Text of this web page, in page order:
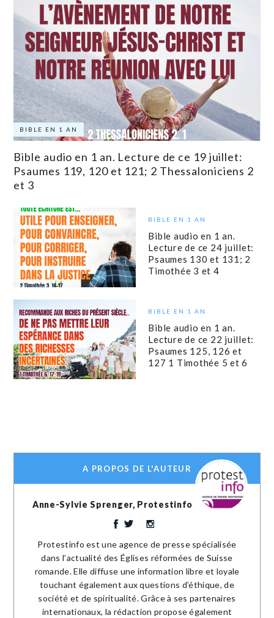
BIBLE EN 1 AN
Bible audio en 1 an. Lecture de ce 19 juillet:
Psaumes 119, 120 et 121; 2 Thessaloniciens 2
et 3
BIBLE EN 1 AN
Bible audio en 1 an.
Lecture de ce 24 juillet:
Psaumes 130 et 131; 2
Timothée 3 et 4
BIBLE EN 1 AN
Bible audio en 1 an.
Lecture de ce 22 juillet:
Psaumes 125, 126 et
127 1 Timothée 5 et 6
A PROPOS DE L'AUTEUR
Anne-Sylvie Sprenger, Protestinfo
Protestinfo est une agence de presse spécialisée
dans l’actualité des Églises réformées de Suisse
romande. Elle diffuse une information libre et loyale
touchant également aux questions d’éthique, de
société et de spiritualité. Grâce à ses partenaires
internationaux, la rédaction propose également